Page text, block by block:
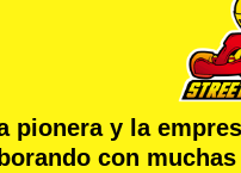
pioneray la
con